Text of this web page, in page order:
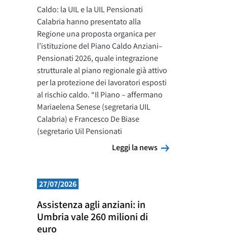
Caldo: la UIL e la UIL Pensionati
Calabria hanno presentato alla
Regione una proposta organica per
l’istituzione del Piano Caldo Anziani–
Pensionati 2026, quale integrazione
strutturale al piano regionale già attivo
per la protezione dei lavoratori esposti
al rischio caldo. “Il Piano – affermano
Mariaelena Senese (segretaria UIL
Calabria) e Francesco De Biase
(segretario Uil Pensionati
Leggi la news
Leggi la news
27/07/2026
Assistenza agli anziani: in
Umbria vale 260 milioni di
euro